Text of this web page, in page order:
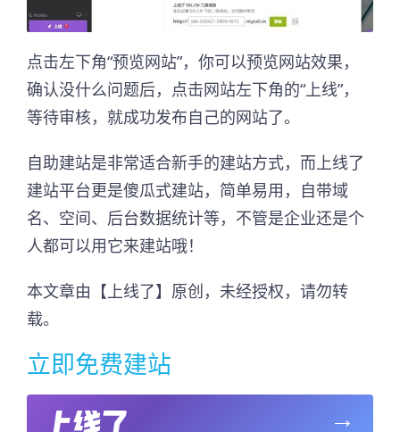
点击左下角“预览网站”，你可以预览网站效果，
确认没什么问题后，点击网站左下角的“上线”，
等待审核，就成功发布自己的网站了。
自助建站是非常适合新手的建站方式，而上线了
建站平台更是傻瓜式建站，简单易用，自带域
名、空间、后台数据统计等，不管是企业还是个
人都可以用它来建站哦！
本文章由【上线了】原创，未经授权，请勿转
载。
立即免费建站
→